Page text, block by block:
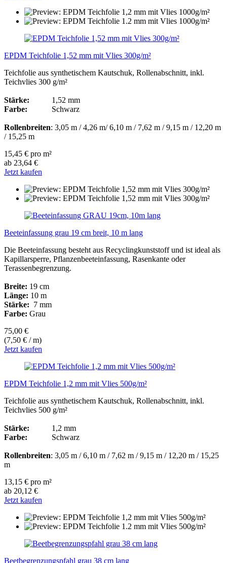
EPDM Teichfolie 1,52 mm mit Vlies 300g/m²
Teichfolie aus synthetischem Kautschuk, Rollenabschnitt, inkl.
Teichvlies 300 g/m²
Stärke:
1,52 mm
Farbe:
Schwarz
Rollenbreiten: 3,05 m / 4,26 m/ 6,10 m / 7,62 m / 9,15 m / 12,20 m
/ 15,25 m
15,45 € pro m²
ab 23,64 €
Jetzt kaufen
Beeteinfassung grau 19 cm breit, 10 m lang
Die Beeteinfassung besteht aus Recyclingkunststoff und ist ideal als
Kapillarsperre, Pflanzenbeeteinfassung, Rasenkante oder
Terassenbegrenzung.
Breite: 19 cm
Länge: 10 m
Stärke: 7 mm
Farbe: Grau
75,00 €
(7,50 € / m)
Jetzt kaufen
EPDM Teichfolie 1,2 mm mit Vlies 500g/m²
Teichfolie aus synthetischem Kautschuk, Rollenabschnitt, inkl.
Teichvlies 500 g/m²
Stärke:
1,2 mm
Farbe:
Schwarz
Rollenbreiten: 3,05 m / 6,10 m / 7,62 m / 9,15 m / 12,20 m / 15,25
m
13,15 € pro m²
ab 20,12 €
Jetzt kaufen
Beetbegrenzungspfahl grau 38 cm lang